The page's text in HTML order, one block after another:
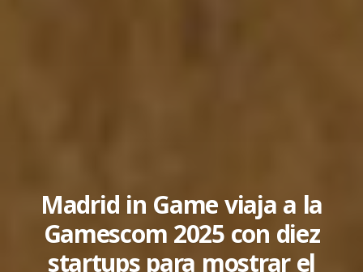
Madrid in Game viaja a la
Gamescom 2025 con diez